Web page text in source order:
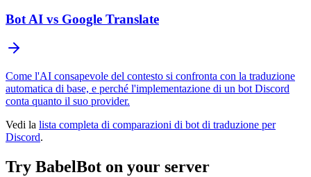
Bot AI vs Google Translate
Come l'AI consapevole del contesto si confronta con la traduzione
automatica di base, e perché l'implementazione di un bot Discord
conta quanto il suo provider.
Vedi la lista completa di comparazioni di bot di traduzione per
Discord.
Try BabelBot on your server